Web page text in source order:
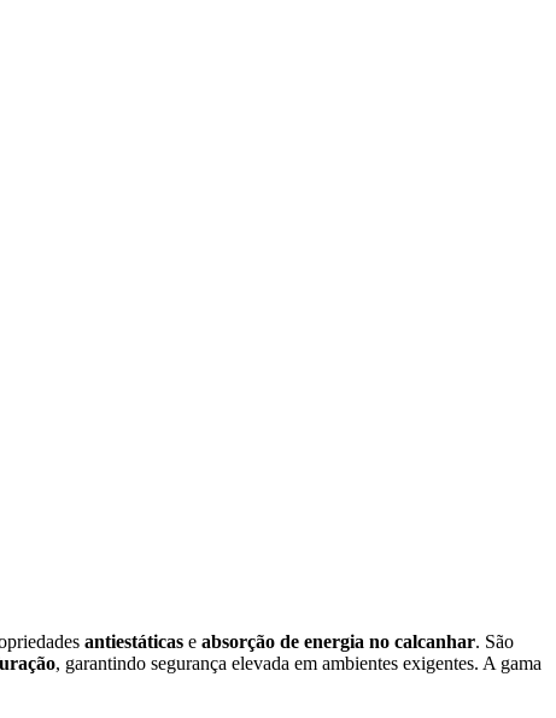
antiestáticas e absorção de energia no calcanhar. São
, garantindo segurança elevada em ambientes exigentes. A gama